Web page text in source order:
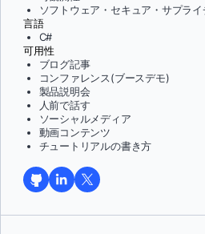
ソフトウェア・セキュア・サプライ
言語
C#
可用性
ブログ記事
コンファレンス(ブースデモ)
製品説明会
人前で話す
ソーシャルメディア
動画コンテンツ
チュートリアルの書き方